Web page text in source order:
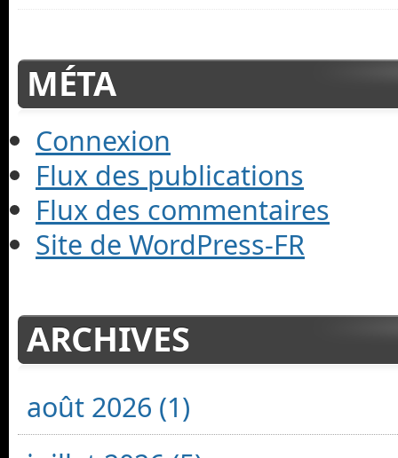
MÉTA
Connexion
Flux des publications
Flux des commentaires
Site de WordPress-FR
ARCHIVES
août 2026 (1)